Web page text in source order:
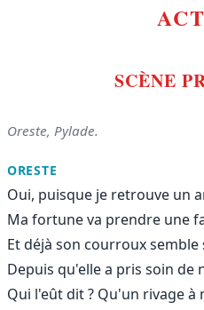
SCÈNE
Oreste, Pylade.
ORESTE
Oui, puisque je retrouve un
Ma fortune va prendre une
Et déjà son courroux semble
Depuis qu'elle a pris soin de
Qui l'eût dit ? Qu'un rivage à